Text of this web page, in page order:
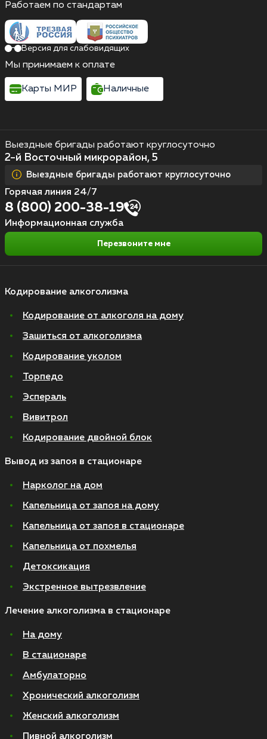
Кодирование алкоголизма
Кодирование от алкоголя на дому
Зашиться от алкоголизма
Кодирование уколом
Торпедо
Эспераль
Вивитрол
Кодирование двойной блок
Вывод из запоя в стационаре
Нарколог на дом
Капельница от запоя на дому
Капельница от запоя в стационаре
Капельница от похмелья
Детоксикация
Экстренное вытрезвление
Лечение алкоголизма в стационаре
На дому
В стационаре
Амбулаторно
Хронический алкоголизм
Женский алкоголизм
Пивной алкоголизм
Выездные бригады работают круглосуточно
2-й Восточный микрорайон, 5
Выездные бригады работают круглосуточно
Горячая линия 24/7
8 (800) 200-38-19
Информационная служба
Перезвоните мне
Работаем по стандартам
Версия для слабовидящих
Мы принимаем к оплате
Карты МИР Наличные